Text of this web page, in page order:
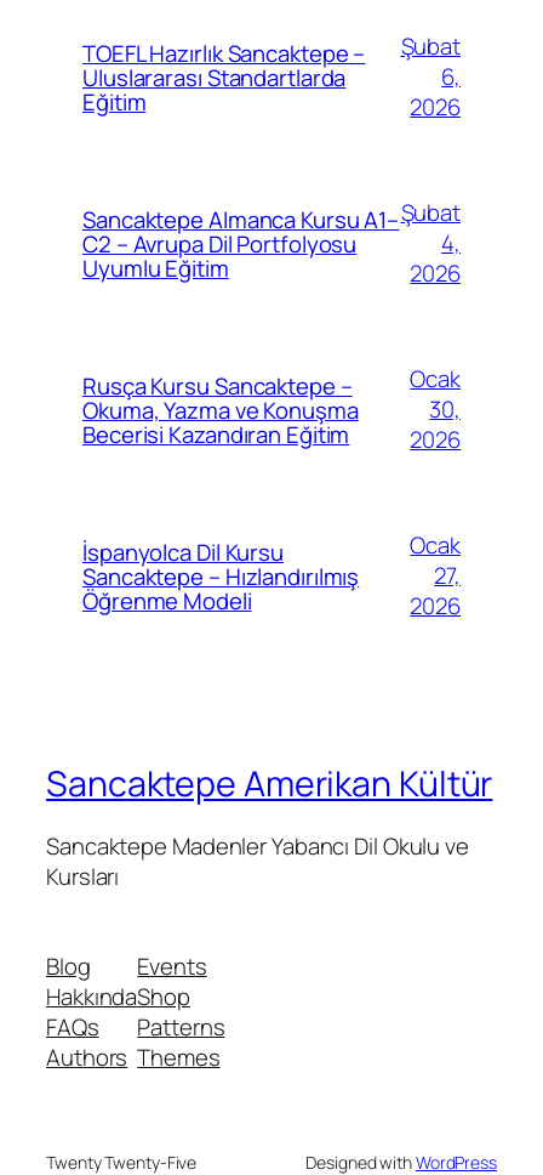
TOEFL Hazırlık Sancaktepe –
Uluslararası Standartlarda
Eğitim
Şubat
6,
2026
Sancaktepe Almanca Kursu A1–
C2 – Avrupa Dil Portfolyosu
Uyumlu Eğitim
Şubat
4,
2026
Rusça Kursu Sancaktepe –
Okuma, Yazma ve Konuşma
Becerisi Kazandıran Eğitim
Ocak
30,
2026
İspanyolca Dil Kursu
Sancaktepe – Hızlandırılmış
Öğrenme Modeli
Ocak
27,
2026
Sancaktepe Amerikan Kültür
Sancaktepe Madenler Yabancı Dil Okulu ve
Kursları
Blog
Hakkında
FAQs
Authors
Events
Shop
Patterns
Themes
Twenty Twenty-Five Designed withWordPress